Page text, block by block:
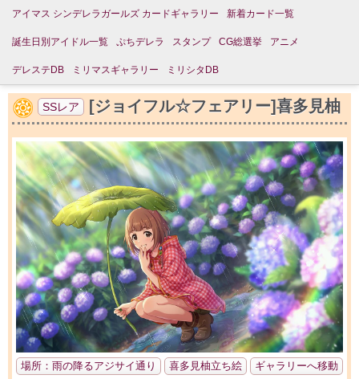
アイマス シンデレラガールズ カードギャラリー 新着カード一覧
誕生日別アイドル一覧 ぷちデレラ スタンプ CG総選挙 アニメ
デレステDB ミリマスギャラリー ミリシタDB
SSレア [ジョイフル☆フェアリー]喜多見柚
場所：雨の降るアジサイ通り 喜多見柚立ち絵 ギャラリーへ移動